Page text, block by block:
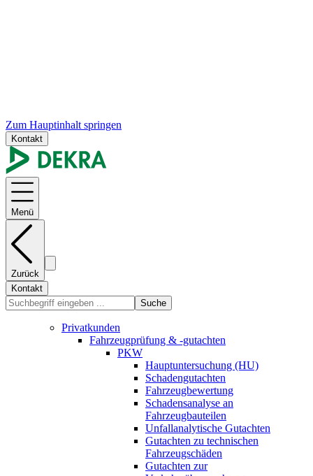
Zum Hauptinhalt springen
Kontakt
Menü
Zurück
Kontakt
Suche
Privatkunden
Fahrzeugprüfung & -gutachten
PKW
Hauptuntersuchung (HU)
Schadengutachten
Fahrzeugbewertung
Schadensanalyse an
Fahrzeugbauteilen
Unfallanalytische Gutachten
Gutachten zu technischen
Fahrzeugschäden
Gutachten zur